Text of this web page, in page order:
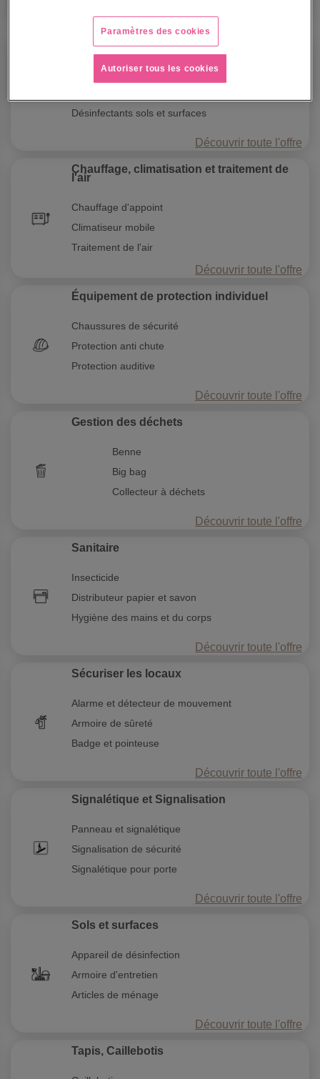
Découvrir toute l'offre
Boutique Covid-19
Balisage de sécurité
Désinfectants sols et surfaces
Découvrir toute l'offre
Chauffage, climatisation et traitement de
l'air
Chauffage d'appoint
Climatiseur mobile
Traitement de l'air
Découvrir toute l'offre
Équipement de protection individuel
Chaussures de sécurité
Protection anti chute
Protection auditive
Découvrir toute l'offre
Gestion des déchets
Benne
Big bag
Collecteur à déchets
Découvrir toute l'offre
Sanitaire
Insecticide
Distributeur papier et savon
Hygiène des mains et du corps
Découvrir toute l'offre
Sécuriser les locaux
Alarme et détecteur de mouvement
Armoire de sûreté
Badge et pointeuse
Découvrir toute l'offre
Signalétique et Signalisation
Panneau et signalétique
Signalisation de sécurité
Signalétique pour porte
Découvrir toute l'offre
Sols et surfaces
Appareil de désinfection
Armoire d'entretien
Articles de ménage
Découvrir toute l'offre
Tapis, Caillebotis
Paramètres des cookies
Autoriser tous les cookies